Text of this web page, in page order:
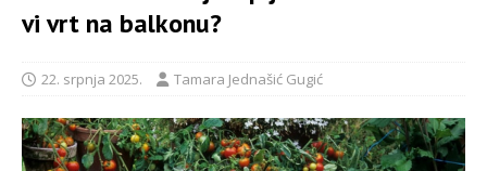
vi vrt na balkonu?
22. srpnja 2025. Tamara Jednašić Gugić